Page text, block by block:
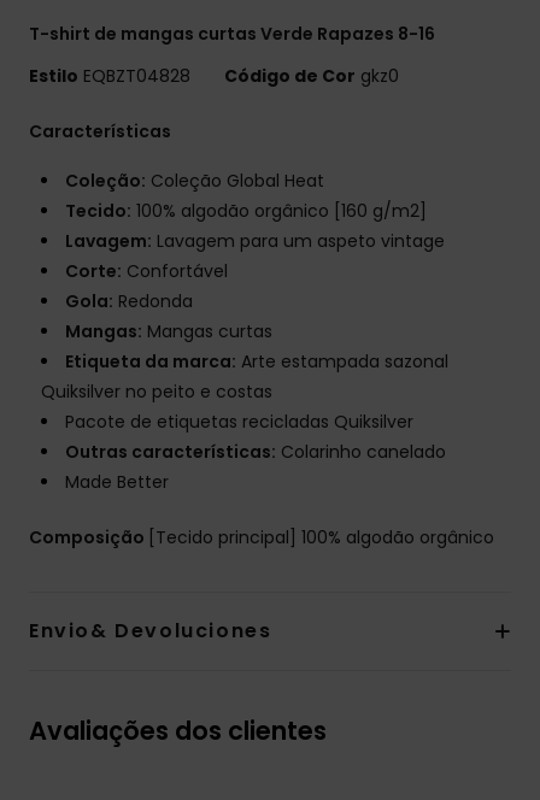
T-shirt de mangas curtas Verde Rapazes 8-16
Estilo EQBZT04828 Código de Cor gkz0
Características
Coleção: Coleção Global Heat
Tecido: 100% algodão orgânico [160 g/m2]
Lavagem: Lavagem para um aspeto vintage
Corte: Confortável
Gola: Redonda
Mangas: Mangas curtas
Etiqueta da marca: Arte estampada sazonal
Quiksilver no peito e costas
Pacote de etiquetas recicladas Quiksilver
Outras características: Colarinho canelado
Made Better
Composição [Tecido principal] 100% algodão orgânico
Envio& Devoluciones
Avaliações dos clientes